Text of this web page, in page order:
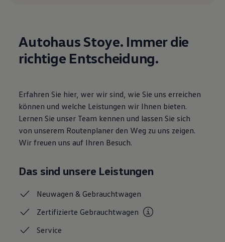
Reparaturen und Checks
Motorenöl und Flüssigkeiten
Räder und Reifen
Zubehör
Modellspezifisches Zubehör
Schutz und Pflege
Transport
Entertainment und Elektronik
Individualisieren
Dienste für Ihr Modell finden
Volkswagen Apps, Login und Shop
Updates für Software, Karten und Radio
Vorgängermodelle
Volkswagen Kundenbetreuung
Autohaus Stoye. Immer die
richtige Entscheidung.
Erfahren Sie hier, wer wir sind, wie Sie uns erreichen
können und welche Leistungen wir Ihnen bieten.
Lernen Sie unser Team kennen und lassen Sie sich
von unserem Routenplaner den Weg zu uns zeigen.
Wir freuen uns auf Ihren Besuch.
Das sind unsere Leistungen
Neuwagen &Gebrauchtwagen
ZertifizierteGebrauchtwagen
Service